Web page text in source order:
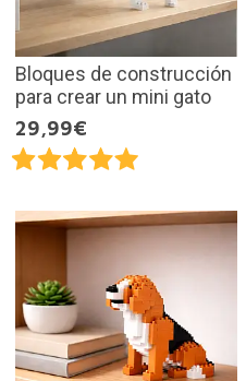
Bloques de construcción
para crear un mini gato
29,99€